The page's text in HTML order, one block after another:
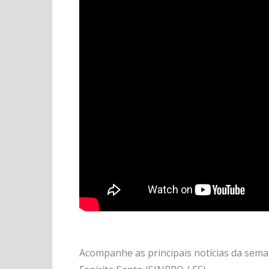
Acompanhe as principais notícias da